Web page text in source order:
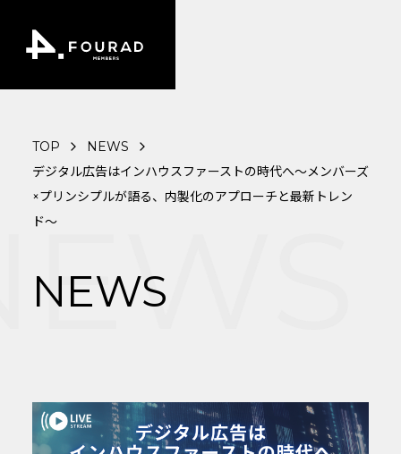
TOP
NEWS
デジタル広告はインハウスファーストの時代へ〜メンバーズ
×プリンシプルが語る、内製化のアプローチと最新トレン
ド〜
NEWS